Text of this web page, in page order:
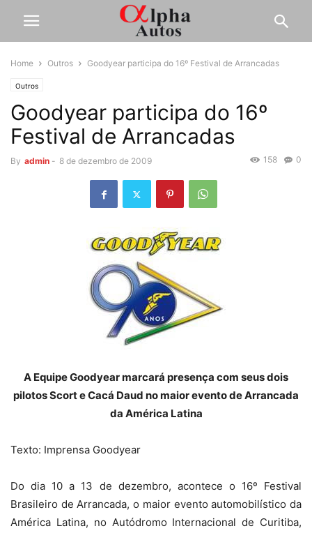
Home Outros Goodyear participa do 16º Festival de Arrancadas
Outros
Goodyear participa do 16º
Festival de Arrancadas
By admin - 8 de dezembro de 2009 0
158
A Equipe Goodyear marcará presença com seus dois
pilotos Scort e Cacá Daud no maior evento de Arrancada
da América Latina
Texto: Imprensa Goodyear
Do dia 10 a 13 de dezembro, acontece o 16º Festival
Brasileiro de Arrancada, o maior evento automobilístico da
América Latina, no Autódromo Internacional de Curitiba,